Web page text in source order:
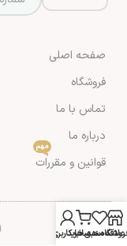
صفحه اصلی
فروشگاه
تماس با ما
درباره ما
قوانین و مقررات
مهم
علاقه مندی ها
سبد خرید
حساب کاربری من